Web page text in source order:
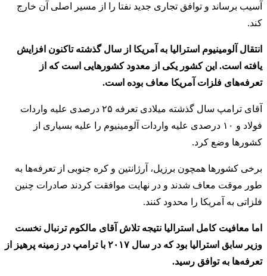
آسیب برساند و توافق تجاری جدید نفتا را از مسیر اصلی آن خارج
کند.
انتقال آلومینیوم استرالیا به آمریکا از سال گذشته تاکنون افزایش
یافته است. این کشور یکی از معدود کشورهایی است که از
تعرفه‌های فلزات آمریکا معاف بوده است.
آقای ترامپ سال گذشته میلادی تعرفه ۲۵ درصدی علیه واردات
فولاد و ۱۰ درصدی علیه واردات آلومینیوم را علیه بسیاری از
کشورها وضع کرد.
برخی کشورها همچون برزیل، آرژانتین و کره جنوبی از تعرفه‌ها به
طور موقت معاف شدند و در نهایت موافقت کردند صادرات چنین
فلزاتی به آمریکا را محدود کنند.
اما معافیت کامل استرالیا نتیجه تلاش آقای مالکوم ترنبال نخست
وزیر سابق استرالیا بود که در سال ۲۰۱۷ با ترامپ در زمینه پرهیز از
تعرفه‌ها به توافق رسید.